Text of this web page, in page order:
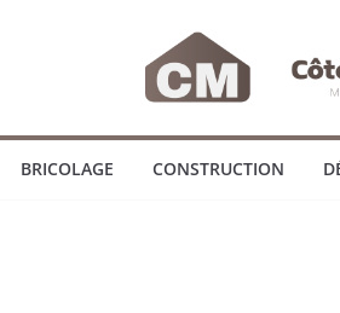
BRICOLAGE CONSTRUCTION